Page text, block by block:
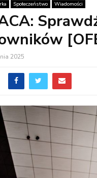
Społeczeństwo Wiadomości
2025